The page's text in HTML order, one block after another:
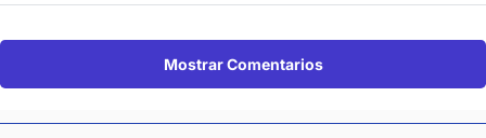
Mostrar Comentarios